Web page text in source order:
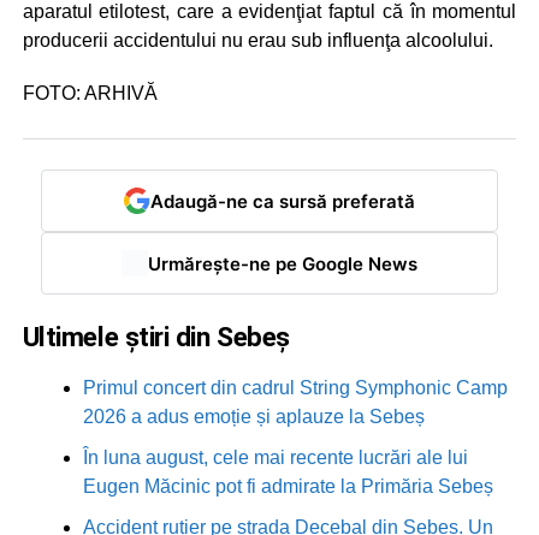
aparatul etilotest, care a evidenţiat faptul că în momentul
producerii accidentului nu erau sub influenţa alcoolului.
FOTO: ARHIVĂ
Adaugă-ne ca sursă preferată
Urmărește-ne pe Google News
Ultimele știri din Sebeș
Primul concert din cadrul String Symphonic Camp
2026 a adus emoție și aplauze la Sebeș
În luna august, cele mai recente lucrări ale lui
Eugen Măcinic pot fi admirate la Primăria Sebeș
Accident rutier pe strada Decebal din Sebeș. Un